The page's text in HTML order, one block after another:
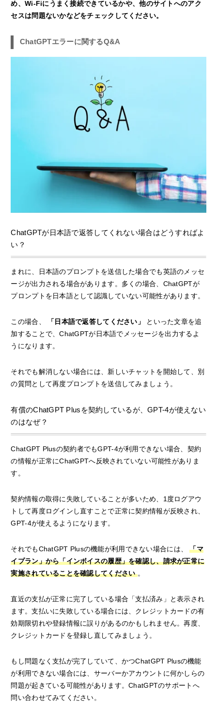
め、Wi-Fiにうまく接続できているかや、他のサイトへのアク
セスは問題ないかなどをチェックしてください。
ChatGPTエラーに関するQ&A
ChatGPTが日本語で返答してくれない場合はどうすればよ
い？
まれに、日本語のプロンプトを送信した場合でも英語のメッセ
ージが出力される場合があります。多くの場合、ChatGPTが
プロンプトを日本語として認識していない可能性があります。
この場合、 「日本語で返答してください」
といった文章を追
加することで、ChatGPTが日本語でメッセージを出力するよ
うになります。
それでも解消しない場合には、新しいチャットを開始して、別
の質問として再度プロンプトを送信してみましょう。
有償のChatGPT Plusを契約しているが、GPT-4が使えない
のはなぜ？
ChatGPT Plusの契約者でもGPT-4が利用できない場合、契約
の情報が正常にChatGPTへ反映されていない可能性がありま
す。
契約情報の取得に失敗していることが多いため、1度ログアウ
トして再度ログインし直すことで正常に契約情報が反映され、
GPT-4が使えるようになります。
それでもChatGPT Plusの機能が利用できない場合には、「マ
イプラン」から「インボイスの履歴」を確認し、請求が正常に
実施されていることを確認してください。
直近の支払が正常に完了している場合「支払済み」と表示され
ます。支払いに失敗している場合には、クレジットカードの有
効期限切れや登録情報に誤りがあるのかもしれません。再度、
クレジットカードを登録し直してみましょう。
もし問題なく支払が完了していて、かつChatGPT Plusの機能
が利用できない場合には、サーバーかアカウントに何かしらの
問題が起きている可能性があります。ChatGPTのサポートへ
問い合わせてみてください。